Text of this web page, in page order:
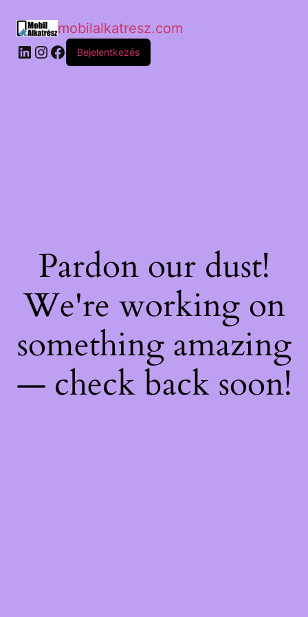
mobilalkatresz.com
Bejelentkezés
Pardon our dust!
We're working on
something amazing
— check back soon!